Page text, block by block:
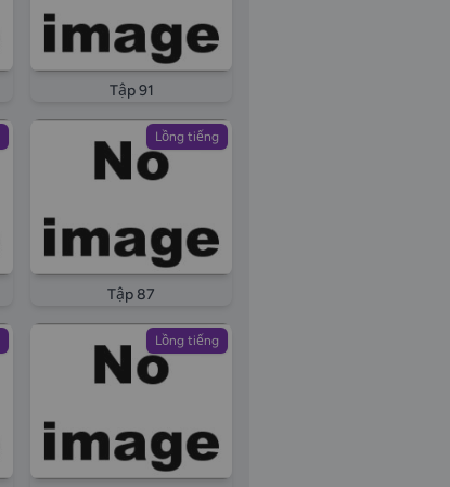
Tập 91
Lồng tiếng
Tập 87
Lồng tiếng